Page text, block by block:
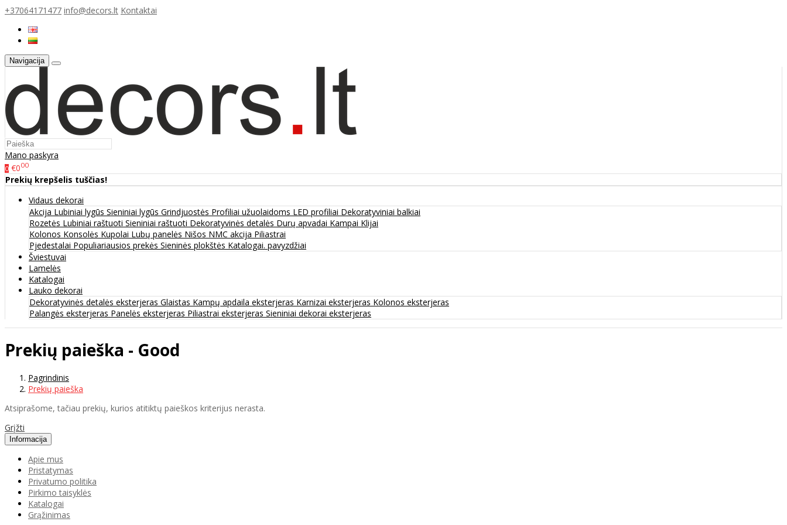
+37064171477 info@decors.lt Kontaktai
Navigacija
Mano paskyra
0 €000
Prekių krepšelis tuščias!
Vidaus dekorai
Akcija Lubiniai lygūs Sieniniai lygūs Grindjuostės Profiliai užuolaidoms LED profiliai Dekoratyviniai balkiai
Rozetės Lubiniai raštuoti Sieniniai raštuoti Dekoratyvinės detalės Durų apvadai Kampai Klijai
Kolonos Konsolės Kupolai Lubų panelės Nišos NMC akcija Piliastrai
Pjedestalai Populiariausios prekės Sieninės plokštės Katalogai. pavyzdžiai
Šviestuvai
Lamelės
Katalogai
Lauko dekorai
Dekoratyvinės detalės eksterjeras Glaistas Kampų apdaila eksterjeras Karnizai eksterjeras Kolonos eksterjeras
Palangės eksterjeras Panelės eksterjeras Piliastrai eksterjeras Sieniniai dekorai eksterjeras
Prekių paieška - Good
Pagrindinis
Prekių paieška
Atsiprašome, tačiau prekių, kurios atitiktų paieškos kriterijus nerasta.
Grįžti
Informacija
Apie mus
Pristatymas
Privatumo politika
Pirkimo taisyklės
Katalogai
Grąžinimas